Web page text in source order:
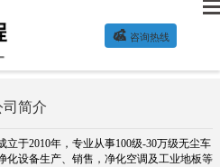
 咨询热线
公司荣誉
司简介
于2010年，专业从事100级-30万级无尘车
化设备生产、销售，净化空调及工业地板等